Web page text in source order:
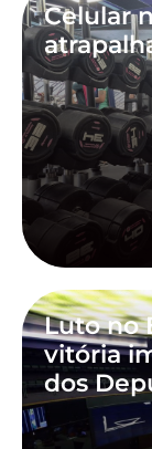
Celular
Luto no
vitória
dos